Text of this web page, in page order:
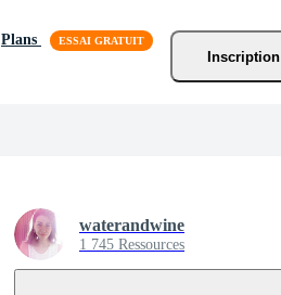
Plans
Inscription
waterandwine
1 745 Ressources